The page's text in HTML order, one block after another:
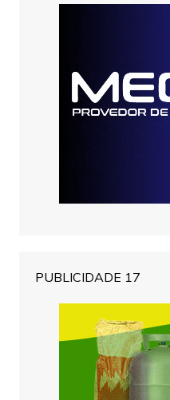
PUBLICIDADE 17